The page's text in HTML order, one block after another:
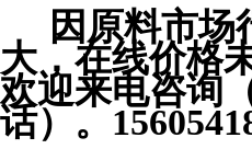
因原料市场
大，在线价格
欢迎来电咨询
话）。